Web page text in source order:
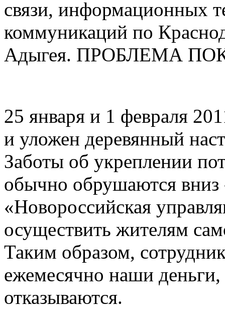
связи, информационных
коммуникаций по
Адыгея. ПРОБЛЕМА
25 января и 1 февраля
и уложен деревянный
Заботы об укреплении
обычно обрушаются
«Новороссийская
осуществить жителям
Таким образом,
ежемесячно наши
отказываются.